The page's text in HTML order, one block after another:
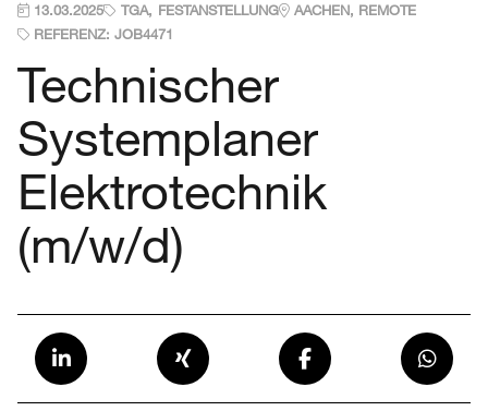
13.03.2025 TGA FESTANSTELLUNG
AACHEN, REMOTE
REFERENZ: JOB4471
Technischer
Systemplaner
Elektrotechnik
(m/w/d)